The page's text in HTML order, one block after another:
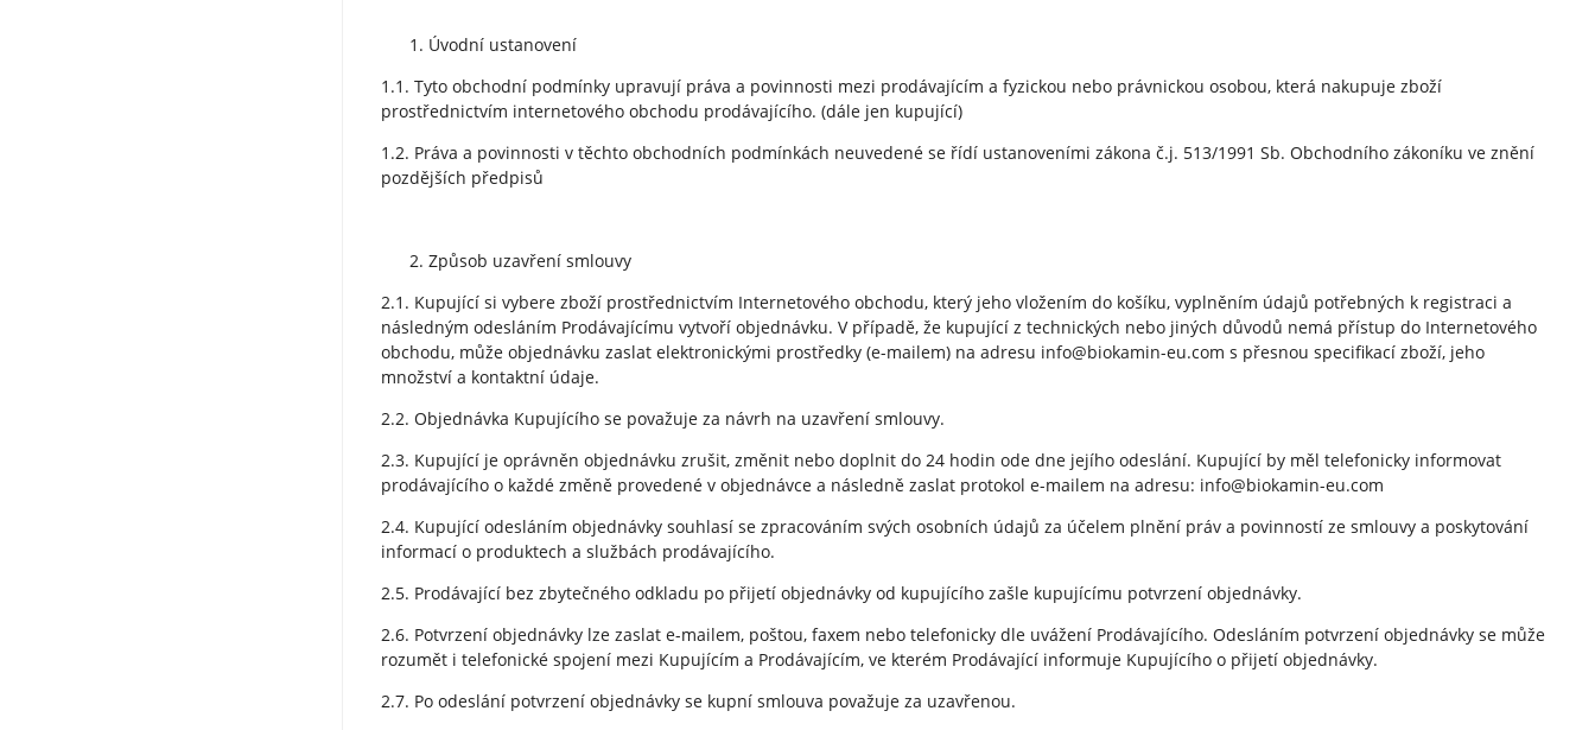
Úvodní ustanovení
1.1. Tyto obchodní podmínky upravují práva a povinnosti mezi prodávajícím a fyzickou nebo právnickou osobou, která nakupuje zboží
prostřednictvím internetového obchodu prodávajícího. (dále jen kupující)
1.2. Práva a povinnosti v těchto obchodních podmínkách neuvedené se řídí ustanoveními zákona č.j. 513/1991 Sb. Obchodního zákoníku ve znění
pozdějších předpisů
Způsob uzavření smlouvy
2.1. Kupující si vybere zboží prostřednictvím Internetového obchodu, který jeho vložením do košíku, vyplněním údajů potřebných k registraci a
následným odesláním Prodávajícímu vytvoří objednávku. V případě, že kupující z technických nebo jiných důvodů nemá přístup do Internetového
obchodu, může objednávku zaslat elektronickými prostředky (e-mailem) na adresu info@biokamin-eu.com s přesnou specifikací zboží, jeho
množství a kontaktní údaje.
2.2. Objednávka Kupujícího se považuje za návrh na uzavření smlouvy.
2.3. Kupující je oprávněn objednávku zrušit, změnit nebo doplnit do 24 hodin ode dne jejího odeslání. Kupující by měl telefonicky informovat
prodávajícího o každé změně provedené v objednávce a následně zaslat protokol e-mailem na adresu: info@biokamin-eu.com
2.4. Kupující odesláním objednávky souhlasí se zpracováním svých osobních údajů za účelem plnění práv a povinností ze smlouvy a poskytování
informací o produktech a službách prodávajícího.
2.5. Prodávající bez zbytečného odkladu po přijetí objednávky od kupujícího zašle kupujícímu potvrzení objednávky.
2.6. Potvrzení objednávky lze zaslat e-mailem, poštou, faxem nebo telefonicky dle uvážení Prodávajícího. Odesláním potvrzení objednávky se může
rozumět i telefonické spojení mezi Kupujícím a Prodávajícím, ve kterém Prodávající informuje Kupujícího o přijetí objednávky.
2.7. Po odeslání potvrzení objednávky se kupní smlouva považuje za uzavřenou.